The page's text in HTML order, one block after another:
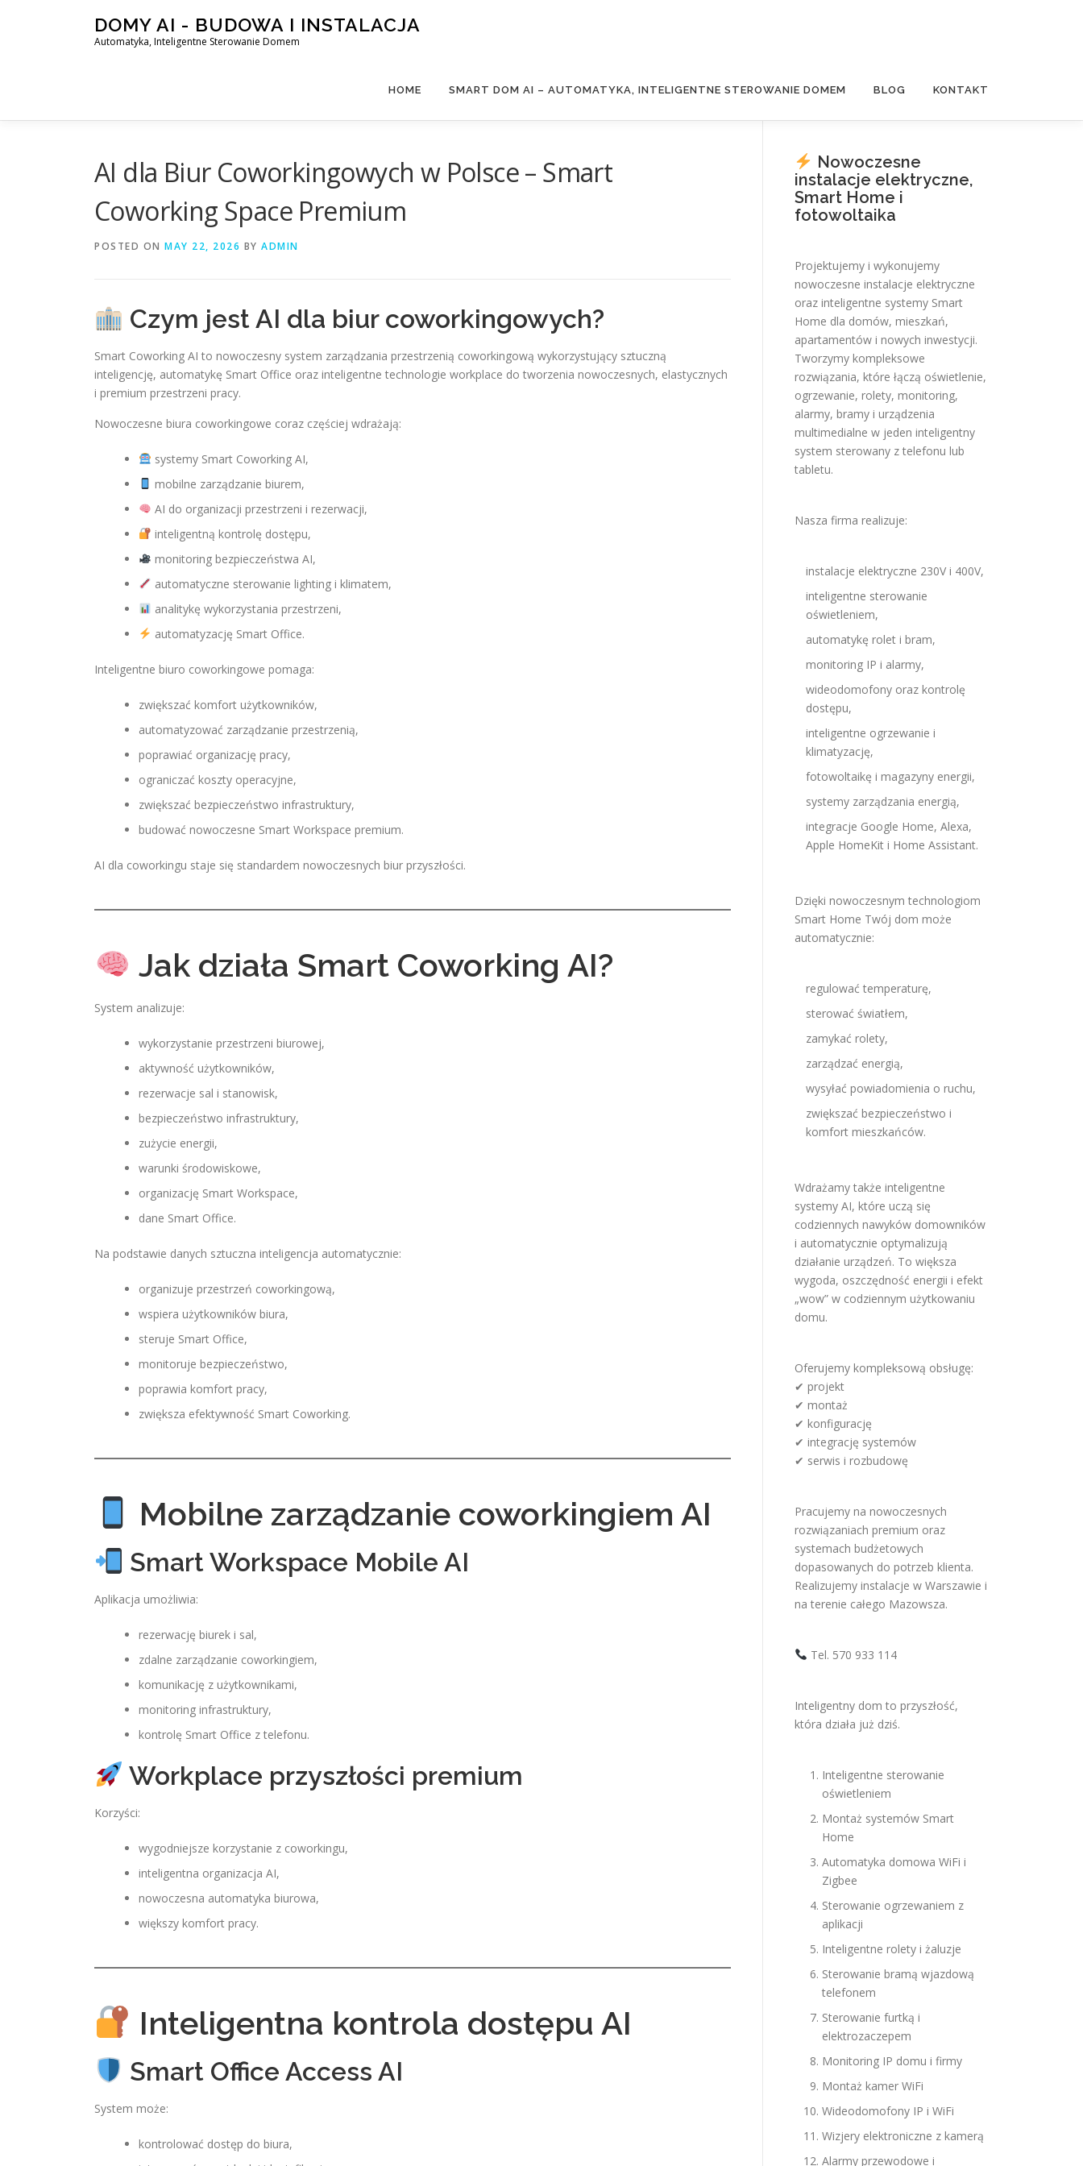
DOMY AI - BUDOWA I INSTALACJA
Automatyka, Inteligentne Sterowanie Domem
HOME SMART DOM AI – AUTOMATYKA, INTELIGENTNE STEROWANIE DOMEM BLOG KONTAKT
AI dla Biur Coworkingowych w Polsce – Smart
Coworking Space Premium
POSTED ON MAY 22, 2026 BY ADMIN
Czym jest AI dla biur coworkingowych?
Smart Coworking AI to nowoczesny system zarządzania przestrzenią coworkingową wykorzystujący sztuczną
inteligencję, automatykę Smart Office oraz inteligentne technologie workplace do tworzenia nowoczesnych, elastycznych
i premium przestrzeni pracy.
Nowoczesne biura coworkingowe coraz częściej wdrażają:
systemy Smart Coworking AI,
mobilne zarządzanie biurem,
AI do organizacji przestrzeni i rezerwacji,
inteligentną kontrolę dostępu,
monitoring bezpieczeństwa AI,
automatyczne sterowanie lighting i klimatem,
analitykę wykorzystania przestrzeni,
automatyzację Smart Office.
Inteligentne biuro coworkingowe pomaga:
zwiększać komfort użytkowników,
automatyzować zarządzanie przestrzenią,
poprawiać organizację pracy,
ograniczać koszty operacyjne,
zwiększać bezpieczeństwo infrastruktury,
budować nowoczesne Smart Workspace premium.
AI dla coworkingu staje się standardem nowoczesnych biur przyszłości.
Jak działa Smart Coworking AI?
System analizuje:
wykorzystanie przestrzeni biurowej,
aktywność użytkowników,
rezerwacje sal i stanowisk,
bezpieczeństwo infrastruktury,
zużycie energii,
warunki środowiskowe,
organizację Smart Workspace,
dane Smart Office.
Na podstawie danych sztuczna inteligencja automatycznie:
organizuje przestrzeń coworkingową,
wspiera użytkowników biura,
steruje Smart Office,
monitoruje bezpieczeństwo,
poprawia komfort pracy,
zwiększa efektywność Smart Coworking.
Mobilne zarządzanie coworkingiem AI
Smart Workspace Mobile AI
Aplikacja umożliwia:
rezerwację biurek i sal,
zdalne zarządzanie coworkingiem,
komunikację z użytkownikami,
monitoring infrastruktury,
kontrolę Smart Office z telefonu.
Workplace przyszłości premium
Korzyści:
wygodniejsze korzystanie z coworkingu,
inteligentna organizacja AI,
nowoczesna automatyka biurowa,
większy komfort pracy.
Inteligentna kontrola dostępu AI
Smart Office Access AI
System może:
kontrolować dostęp do biura,
Nowoczesne
instalacje elektryczne,
Smart Home i
fotowoltaika
Projektujemy i wykonujemy
nowoczesne instalacje elektryczne
oraz inteligentne systemy Smart
Home dla domów, mieszkań,
apartamentów i nowych inwestycji.
Tworzymy kompleksowe
rozwiązania, które łączą oświetlenie,
ogrzewanie, rolety, monitoring,
alarmy, bramy i urządzenia
multimedialne w jeden inteligentny
system sterowany z telefonu lub
tabletu.
Nasza firma realizuje:
instalacje elektryczne 230V i 400V,
inteligentne sterowanie
oświetleniem,
automatykę rolet i bram,
monitoring IP i alarmy,
wideodomofony oraz kontrolę
dostępu,
inteligentne ogrzewanie i
klimatyzację,
fotowoltaikę i magazyny energii,
systemy zarządzania energią,
integracje Google Home, Alexa,
Apple HomeKit i Home Assistant.
Dzięki nowoczesnym technologiom
Smart Home Twój dom może
automatycznie:
regulować temperaturę,
sterować światłem,
zamykać rolety,
zarządzać energią,
wysyłać powiadomienia o ruchu,
zwiększać bezpieczeństwo i
komfort mieszkańców.
Wdrażamy także inteligentne
systemy AI, które uczą się
codziennych nawyków domowników
i automatycznie optymalizują
działanie urządzeń. To większa
wygoda, oszczędność energii i efekt
„wow” w codziennym użytkowaniu
domu.
Oferujemy kompleksową obsługę:
✔ projekt
✔ montaż
✔ konfigurację
✔ integrację systemów
✔ serwis i rozbudowę
Pracujemy na nowoczesnych
rozwiązaniach premium oraz
systemach budżetowych
dopasowanych do potrzeb klienta.
Realizujemy instalacje w Warszawie i
na terenie całego Mazowsza.
Tel. 570 933 114
Inteligentny dom to przyszłość,
która działa już dziś.
Inteligentne sterowanie
oświetleniem
Montaż systemów Smart
Home
Automatyka domowa WiFi i
Zigbee
Sterowanie ogrzewaniem z
aplikacji
Inteligentne rolety i żaluzje
Sterowanie bramą wjazdową
telefonem
Sterowanie furtką i
elektrozaczepem
Monitoring IP domu i firmy
Montaż kamer WiFi
Wideodomofony IP i WiFi
Wizjery elektroniczne z kamerą
Alarmy przewodowe i